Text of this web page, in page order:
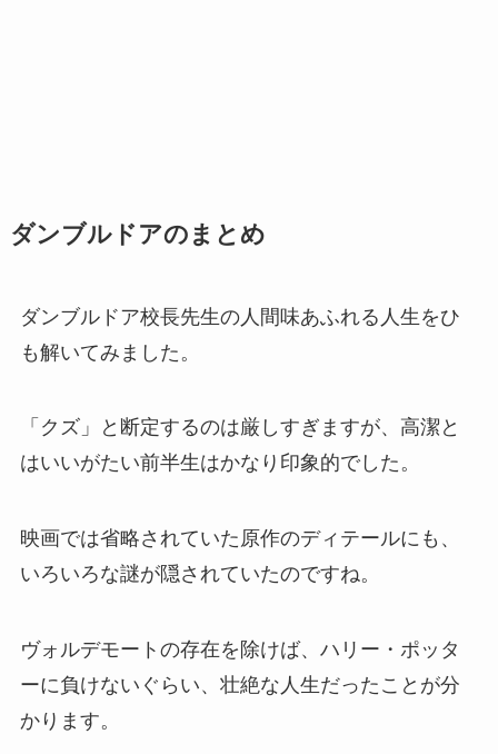
ダンブルドアのまとめ
ダンブルドア校長先生の人間味あふれる人生をひ
も解いてみました。
「クズ」と断定するのは厳しすぎますが、高潔と
はいいがたい前半生はかなり印象的でした。
映画では省略されていた原作のディテールにも、
いろいろな謎が隠されていたのですね。
ヴォルデモートの存在を除けば、ハリー・ポッタ
ーに負けないぐらい、壮絶な人生だったことが分
かります。